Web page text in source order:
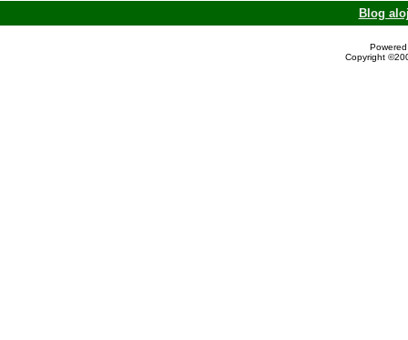
Blog
Copyright